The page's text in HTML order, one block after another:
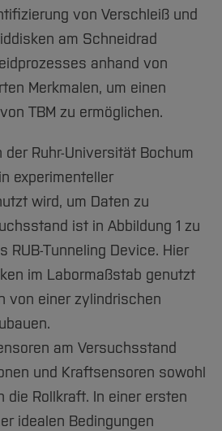
von Verschleiß und
am Schneidrad
anhand von
Merkmalen, um einen
TBM zu ermöglichen.
Ruhr-Universität Bochum
experimenteller
wird, um Daten zu
ist in Abbildung 1 zu
RUB-Tunneling Device. Hier
im Labormaßstab genutzt
von einer zylindrischen
am Versuchsstand
und Kraftsensoren sowohl
die Rollkraft. In einer ersten
idealen Bedingungen